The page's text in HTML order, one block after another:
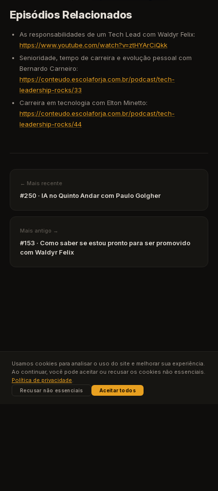
Usamos cookies para analisar o uso do site e melhorar sua experiência.
Ao continuar, você pode aceitar ou recusar os cookies não essenciais.
Política de privacidade.
Recusar não essenciais Aceitar todos
Episódios Relacionados
As responsabilidades de um Tech Lead com Waldyr Felix:
https://www.youtube.com/watch?v=ztHYArCiQkk
Senioridade, tempo de carreira e evolução pessoal com
Bernardo Carneiro:
https://conteudo.escolaforja.com.br/podcast/tech-
leadership-rocks/33
Carreira em tecnologia com Elton Minetto:
https://conteudo.escolaforja.com.br/podcast/tech-
leadership-rocks/44
← Mais recente
#250 · IA no Quinto Andar com Paulo Golgher
Mais antigo →
#153 · Como saber se estou pronto para ser promovido
com Waldyr Felix